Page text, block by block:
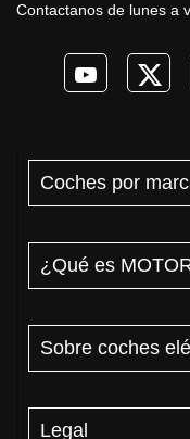
Contactanos de lunes a
Coches por
¿Qué es
Sobre coches
Legal